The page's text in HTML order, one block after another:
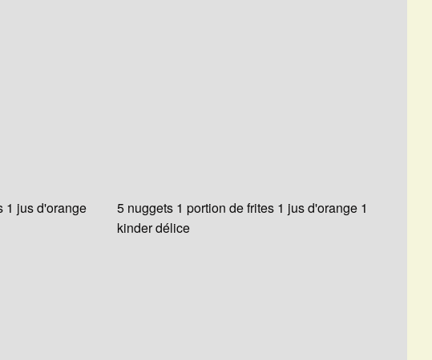
1 jus d'orange
5 nuggets 1 portion de frites 1 jus d'orange 1
kinder délice